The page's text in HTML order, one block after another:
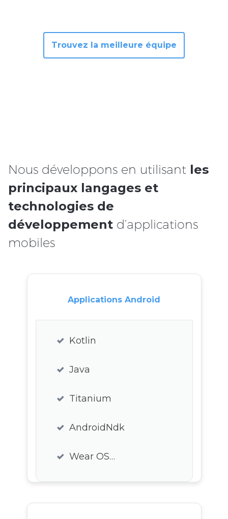
Trouvez la meilleure équipe
Nous développons en utilisant les
principaux langages et
technologies de
développement d’applications
mobiles
Applications Android
Kotlin
Java
Titanium
AndroidNdk
Wear OS…